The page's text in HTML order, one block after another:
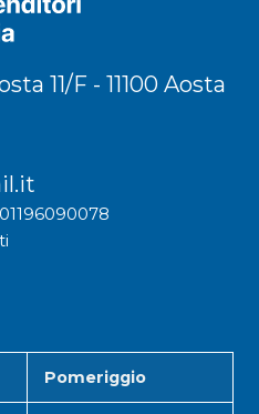
11/F - 11100 Aosta
Pomeriggio